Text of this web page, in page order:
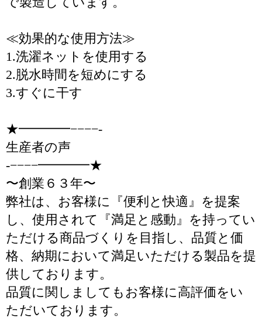
≪効果的な使用方法≫
1.洗濯ネットを使用する
2.脱水時間を短めにする
3.すぐに干す
★━━━━−−−−-
生産者の声
-−−−−━━━━★
〜創業６３年〜
弊社は、お客様に『便利と快適』を提案
し、使用されて『満足と感動』を持ってい
ただける商品づくりを目指し、品質と価
格、納期において満足いただける製品を提
供しております。
品質に関しましてもお客様に高評価をい
ただいております。